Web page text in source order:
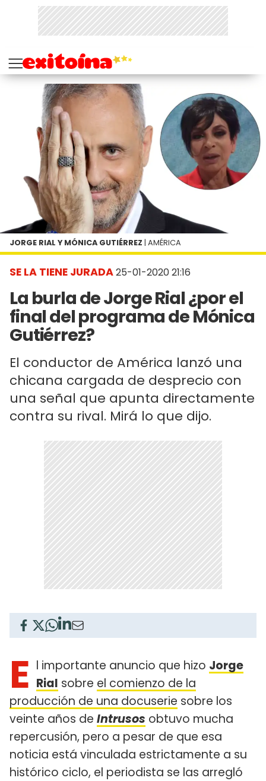
SE LA TIENE JURADA25-01-2020 21:16
La burla de Jorge Rial ¿por el
final del programa de Mónica
Gutiérrez?
El conductor de América lanzó una
chicana cargada de desprecio con
una señal que apunta directamente
contra su rival. Mirá lo que dijo.
JORGE RIAL Y MÓNICA GUTIÉRREZ | AMÉRICA
E l importante anuncio que hizo Jorge
Rial sobre el comienzo de la
producción de una docuserie sobre los
veinte años de Intrusos obtuvo mucha
repercusión, pero a pesar de que esa
noticia está vinculada estrictamente a su
histórico ciclo, el periodista se las arregló